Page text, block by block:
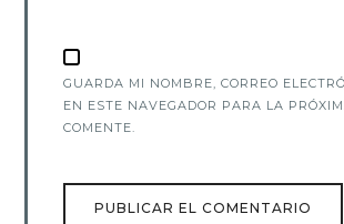
GUARDA MI NOMBRE, CORREO
EN ESTE NAVEGADOR PARA LA
COMENTE.